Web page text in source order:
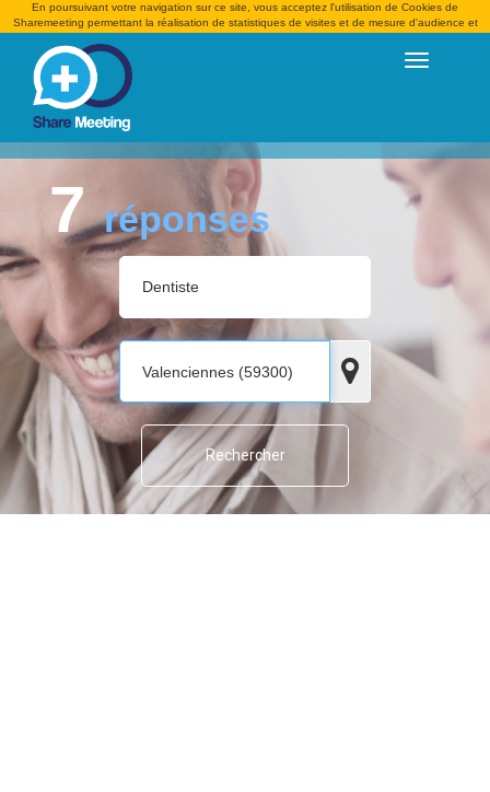
En poursuivant votre navigation sur ce site, vous acceptez l'utilisation de Cookies de
Sharemeeting permettant la réalisation de statistiques de visites et de mesure d'audience et
pour vous proposer des services et offres adaptés
7réponses